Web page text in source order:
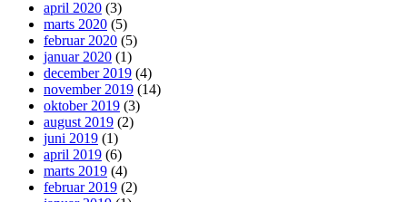
april 2020 (3)
marts 2020 (5)
februar 2020 (5)
januar 2020 (1)
december 2019 (4)
november 2019 (14)
oktober 2019 (3)
august 2019 (2)
juni 2019 (1)
april 2019 (6)
marts 2019 (4)
februar 2019 (2)